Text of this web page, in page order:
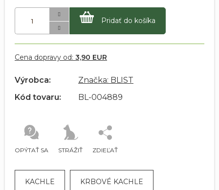
Pridať do košíka
OPÝTAŤ SA STRÁŽIŤ ZDIEĽAŤ
Cena dopravy od: 3,90 EUR
Výrobca:
Značka: BLIST
Kód tovaru:
BL-004889
KACHLE KRBOVÉ KACHLE